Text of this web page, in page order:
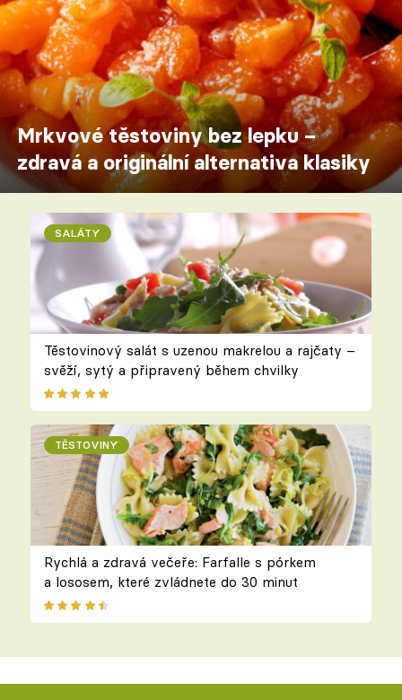
Mrkvové těstoviny bez lepku –
zdravá a originální alternativa klasiky
SALÁTY
Těstovinový salát s uzenou makrelou a rajčaty –
svěží, sytý a připravený během chvilky
TĚSTOVINY
Rychlá a zdravá večeře: Farfalle s pórkem
a lososem, které zvládnete do 30 minut